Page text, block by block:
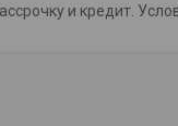
и кредит.